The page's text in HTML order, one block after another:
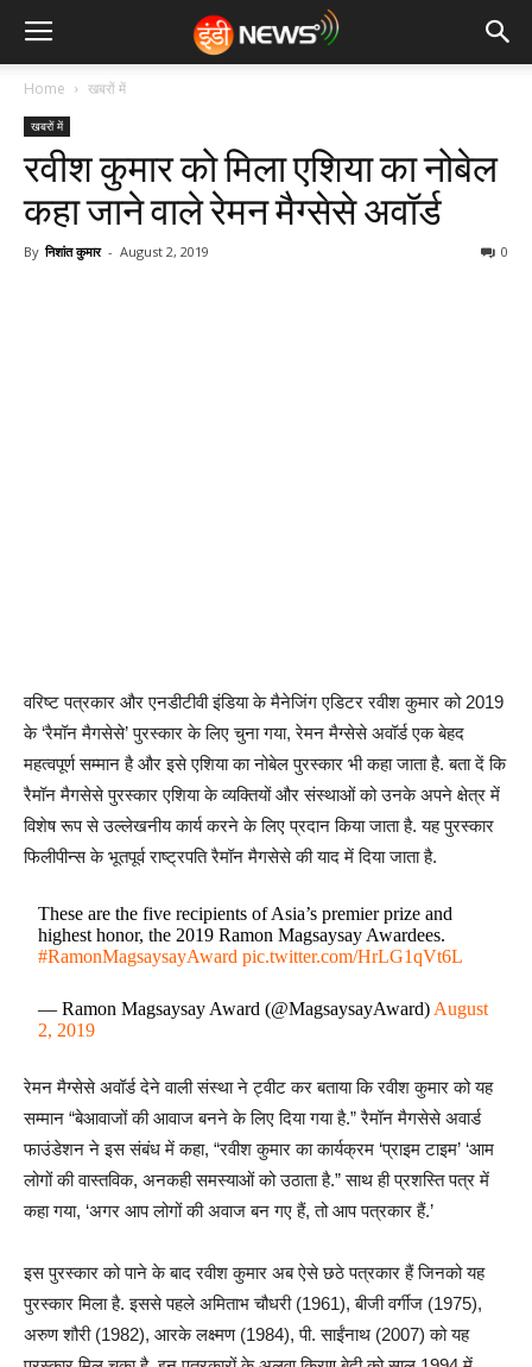
Home खबरों में
खबरों में
रवीश कुमार को मिला एशिया का नोबेल
कहा जाने वाले रेमन मैग्सेसे अवॉर्ड
By निशांत कुमार - August 2, 2019 0
वरिष्ट पत्रकार और एनडीटीवी इंडिया के मैनेजिंग एडिटर रवीश कुमार को 2019
के ‘रैमॉन मैगसेसे’ पुरस्कार के लिए चुना गया, रेमन मैग्सेसे अवॉर्ड एक बेहद
महत्वपूर्ण सम्मान है और इसे एशिया का नोबेल पुरस्कार भी कहा जाता है. बता दें कि
रैमॉन मैगसेसे पुरस्कार एशिया के व्यक्तियों और संस्थाओं को उनके अपने क्षेत्र में
विशेष रूप से उल्लेखनीय कार्य करने के लिए प्रदान किया जाता है. यह पुरस्कार
फिलीपीन्स के भूतपूर्व राष्ट्रपति रैमॉन मैगसेसे की याद में दिया जाता है.
These are the five recipients of Asia’s premier prize and
highest honor, the 2019 Ramon Magsaysay Awardees.
#RamonMagsaysayAward pic.twitter.com/HrLG1qVt6L
— Ramon Magsaysay Award (@MagsaysayAward) August
2, 2019
रेमन मैग्सेसे अवॉर्ड देने वाली संस्था ने ट्वीट कर बताया कि रवीश कुमार को यह
सम्मान “बेआवाजों की आवाज बनने के लिए दिया गया है.” रैमॉन मैगसेसे अवार्ड
फाउंडेशन ने इस संबंध में कहा, “रवीश कुमार का कार्यक्रम ‘प्राइम टाइम’ ‘आम
लोगों की वास्तविक, अनकही समस्याओं को उठाता है.” साथ ही प्रशस्ति पत्र में
कहा गया, ‘अगर आप लोगों की अवाज बन गए हैं, तो आप पत्रकार हैं.’
इस पुरस्कार को पाने के बाद रवीश कुमार अब ऐसे छठे पत्रकार हैं जिनको यह
पुरस्कार मिला है. इससे पहले अमिताभ चौधरी (1961), बीजी वर्गीज (1975),
अरुण शौरी (1982), आरके लक्ष्मण (1984), पी. साईंनाथ (2007) को यह